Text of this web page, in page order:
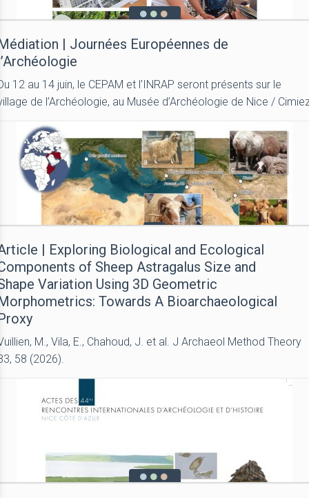
| Journées Européennes de
12 au 14 juin, le CEPAM et l’INRAP seront présents sur le
de l’Archéologie, au Musée d’Archéologie de Nice /
| Exploring Biological and Ecological
of Sheep Astragalus Size and
Variation Using 3D Geometric
Towards A Bioarchaeological
M., Vila, E., Chahoud, J. et al. J Archaeol Method Theory
58 (2026).